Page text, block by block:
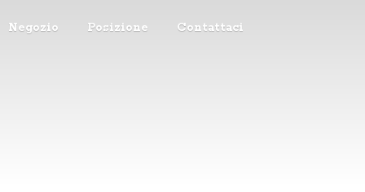
Negozio Posizione Contattaci